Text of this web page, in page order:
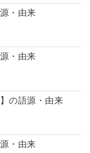
・由来
・由来
の語源・由来
・由来